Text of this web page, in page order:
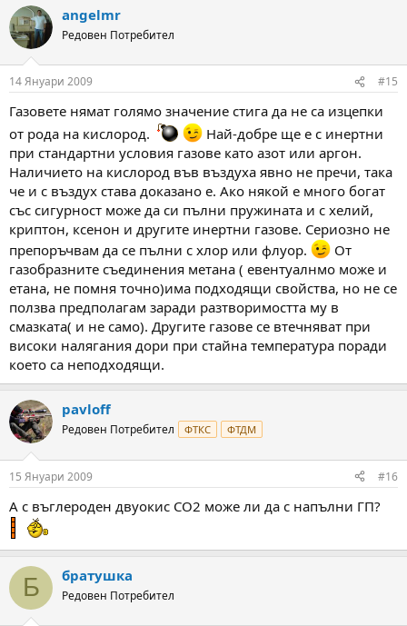
angelmr
Редовен Потребител
14 Януари 2009 #15
Газовете нямат голямо значение стига да не са изцепки
от рода на кислород.
Най-добре ще е с инертни
при стандартни условия газове като азот или аргон.
Наличието на кислород във въздуха явно не пречи, така
че и с въздух става доказано е. Ако някой е много богат
със сигурност може да си пълни пружината и с хелий,
криптон, ксенон и другите инертни газове. Сериозно не
препоръчвам да се пълни с хлор или флуор.
От
газобразните съединения метана ( евентуалнмо може и
етана, не помня точно)има подходящи свойства, но не се
ползва предполагам заради разтворимостта му в
смазката( и не само). Другите газове се втечняват при
високи налягания дори при стайна температура поради
което са неподходящи.
pavloff
Редовен Потребител ФТКС ФТДМ
15 Януари 2009 #16
А с въглероден двуокис СО2 може ли да с напълни ГП?
Б братушка
Редовен Потребител